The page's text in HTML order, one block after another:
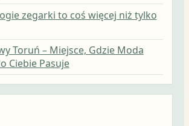
zegarki to coś więcej niż tylko
Toruń – Miejsce, Gdzie Moda
Ciebie Pasuje